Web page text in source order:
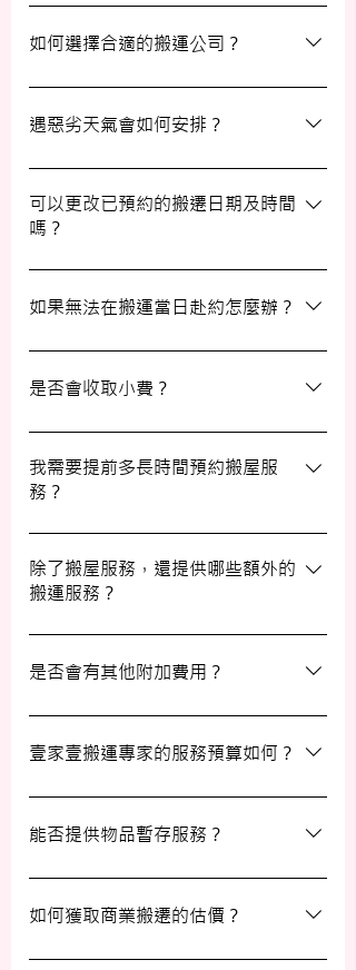
我們的報價透明，會根據您提供的物品清單
提供合理預算，絕無隱藏費用。除非搬運當
約定的費用。
如何選擇合適的搬運公司？
選擇一間合適的搬運公司非常重要，建議您
選擇經驗豐富、提供專業服務且預算合理的
擇！
遇惡劣天氣會如何安排？
如搬屋當日遇上惡劣天氣，我們會提前與您
聯絡並安排改期。具體安排如下： 黑色暴
雨或八號熱帶氣旋警告於早上十時前發出：
我們會即時更新安排。 工作時間內解除警
可以更改已預約的搬遷日期及時間
嗎？
如果需要更改或取消已預約的搬運服務，請
在預定搬運日期前至少兩個工作日的下午三
50%作為行政費。
如果無法在搬運當日赴約怎麼辦？
若您無法在搬運當日赴約，請至少提前兩個
工作日的下午三時通知我們，否則我們將有
是否會收取小費？
我們不會向客戶索取小費，但客戶可自願性
地為搬運團隊作獎賞，以表達對我們服務的
滿意。
我需要提前多長時間預約搬屋服
務？
我們建議您在搬屋前一至三星期預約搬運日
期及時間，特別是在熱門的週末，以確保我
們能為您安排妥當的服務。
除了搬屋服務，還提供哪些額外的
搬運服務？
除了搬屋和商業搬遷服務外，我們還提供物
品包裝、傢俬裝拆、棄置、代客提貨及交收
支持。
是否會有其他附加費用？
搬運過程中所產生的雜費（如隧道費、停車
場費等）並不包括在報價內，客戶需以實報
式支付運費給搬運職員。
壹家壹搬運專家的服務預算如何？
我們的報價會根據物品數量和搬運距離而有
所不同。您可以告訴我們您的搬屋計劃，以
案。
能否提供物品暫存服務？
當然可以。我們提供自助迷你倉庫及中央倉
庫服務，讓您方便地存放大型家具及雜物，
如何獲取商業搬遷的估價？
如需要商業搬遷服務，我們可以安排專人免